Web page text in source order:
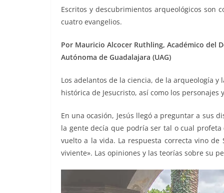
o
k
p k
Escritos y descubrimientos arqueológicos son
cuatro evangelios.
Por Mauricio Alcocer Ruthling, Académico del
Autónoma de Guadalajara (UAG)
Los adelantos de la ciencia, de la arqueología y
histórica de Jesucristo, así como los personajes
En una ocasión, Jesús llegó a preguntar a sus
la gente decía que podría ser tal o cual
vuelto a la vida. La respuesta correcta vino
viviente». Las opiniones y las teorías sobre su